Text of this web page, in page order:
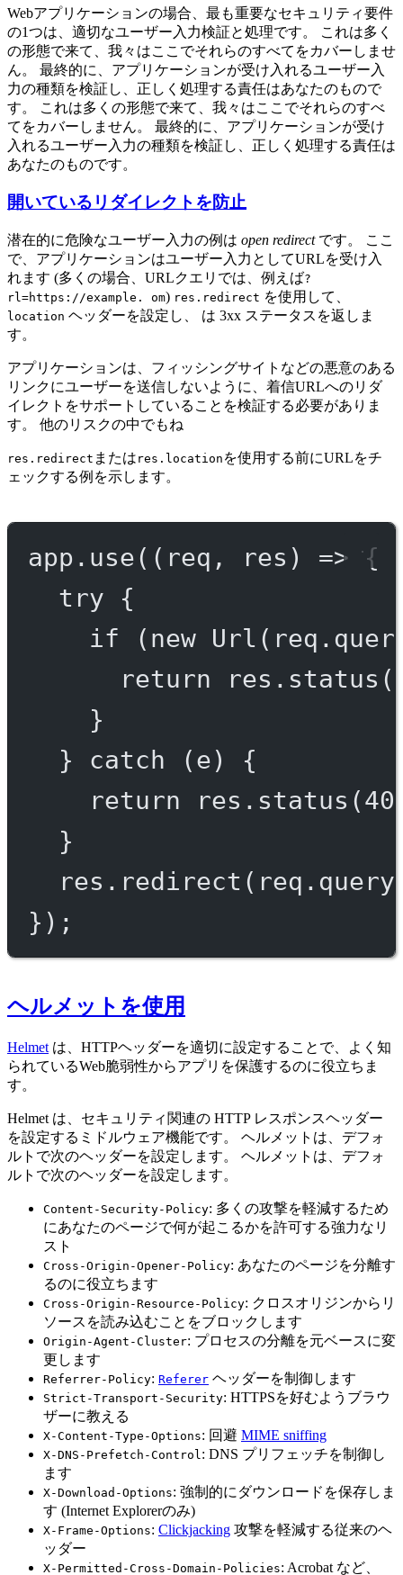
Webアプリケーションの場合、最も重要なセキュリティ要件
の1つは、適切なユーザー入力検証と処理です。 これは多く
の形態で来て、我々はここでそれらのすべてをカバーしませ
ん。 最終的に、アプリケーションが受け入れるユーザー入
力の種類を検証し、正しく処理する責任はあなたのもので
す。 これは多くの形態で来て、我々はここでそれらのすべ
てをカバーしません。 最終的に、アプリケーションが受け
入れるユーザー入力の種類を検証し、正しく処理する責任は
あなたのものです。
開いているリダイレクトを防止
潜在的に危険なユーザー入力の例は open redirectです。 ここ
で、アプリケーションはユーザー入力としてURLを受け入
れます (多くの場合、URLクエリでは、例えば?
rl=https://example. om) res.redirect を使用して、
location ヘッダーを設定し、 は 3xx ステータスを返しま
す。
アプリケーションは、フィッシングサイトなどの悪意のある
リンクにユーザーを送信しないように、着信URLへのリダ
イレクトをサポートしていることを検証する必要がありま
す。 他のリスクの中でもね
res.redirect または res.location を使用する前にURLをチ
ェックする例を示します。
app. use(( req , res ) => {
try {
if ( new Url
return res. status (
}
} catch (e) {
return res. status (
}
res. redirect
});
ヘルメットを使用
Helmet は、HTTPヘッダーを適切に設定することで、よく知
られているWeb脆弱性からアプリを保護するのに役立ちま
す。
Helmet は、セキュリティ関連の HTTP レスポンスヘッダー
を設定するミドルウェア機能です。 ヘルメットは、デフォ
ルトで次のヘッダーを設定します。 ヘルメットは、デフォ
ルトで次のヘッダーを設定します。
Content-Security-Policy: 多くの攻撃を軽減するため
にあなたのページで何が起こるかを許可する強力なリ
スト
Cross-Origin-Opener-Policy: あなたのページを分離す
るのに役立ちます
Cross-Origin-Resource-Policy: クロスオリジンからリ
ソースを読み込むことをブロックします
Origin-Agent-Cluster: プロセスの分離を元ベースに変
更します
Referrer-Policy: Referer ヘッダーを制御します
Strict-Transport-Security: HTTPSを好むようブラウ
ザーに教える
X-Content-Type-Options: 回避 MIME sniffing
X-DNS-Prefetch-Control : DNS プリフェッチを制御し
ます
X-Download-Options: 強制的にダウンロードを保存しま
す (Internet Explorerのみ)
X-Frame-Options: Clickjacking 攻撃を軽減する従来のヘ
ッダー
X-Permitted-Cross-Domain-Policies: Acrobat など、